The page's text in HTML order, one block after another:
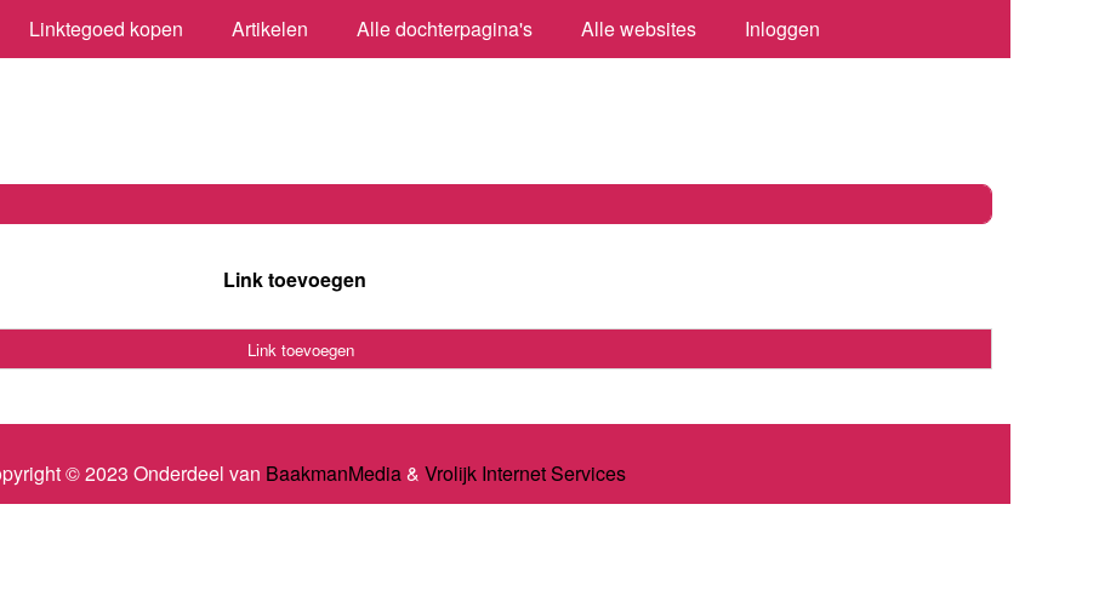
Linktegoed kopen Artikelen Alle dochterpagina's Alle websites Inloggen
Link toevoegen
Link toevoegen
© 2023 Onderdeel van BaakmanMedia& Vrolijk Internet Services